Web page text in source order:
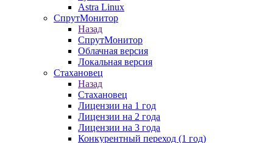
Astra Linux
СпрутМонитор
Назад
СпрутМонитор
Облачная версия
Локальная версия
Стахановец
Назад
Стахановец
Лицензии на 1 год
Лицензии на 2 года
Лицензии на 3 года
Конкурентный переход (1 год)